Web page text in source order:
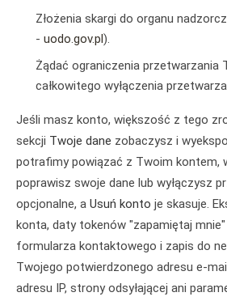
Złożenia skargi do organu
- uodo.gov.pl).
Żądać ograniczenia przetwarzania
całkowitego wyłączenia
Jeśli masz konto, większość z tego
sekcji Twoje dane zobaczysz i
potrafimy powiązać z Twoim kontem,
poprawisz swoje dane lub wyłączysz
opcjonalne, a Usuń konto je skasuje.
konta, daty tokenów "zapamiętaj
formularza kontaktowego i zapis do
Twojego potwierdzonego adresu e-
adresu IP, strony odsyłającej ani